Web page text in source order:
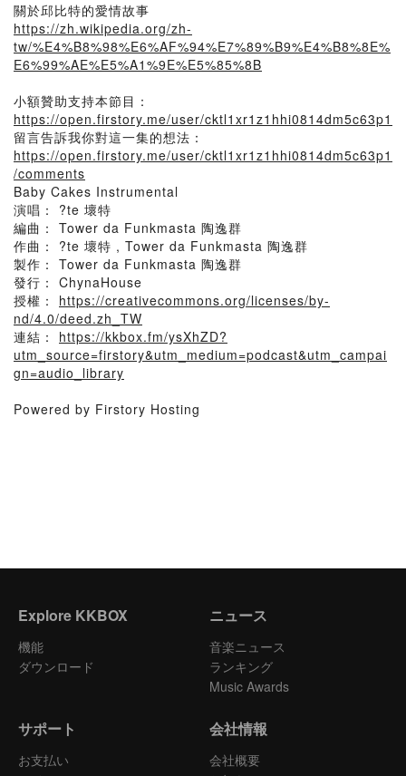
關於邱比特的愛情故事
https://zh.wikipedia.org/zh-
tw/%E4%B8%98%E6%AF%94%E7%89%B9%E4%B8%8E%
E6%99%AE%E5%A1%9E%E5%85%8B
小額贊助支持本節目：
https://open.firstory.me/user/cktl1xr1z1hhi0814dm5c63p1
留言告訴我你對這一集的想法：
https://open.firstory.me/user/cktl1xr1z1hhi0814dm5c63p1
/comments
Baby Cakes Instrumental
演唱： ?te 壞特
編曲： Tower da Funkmasta 陶逸群
作曲： ?te 壞特 , Tower da Funkmasta 陶逸群
製作： Tower da Funkmasta 陶逸群
發行： ChynaHouse
授權： https://creativecommons.org/licenses/by-
nd/4.0/deed.zh_TW
連結： https://kkbox.fm/ysXhZD?
utm_source=firstory&utm_medium=podcast&utm_campai
gn=audio_library
Powered by Firstory Hosting
Explore KKBOX
機能
ダウンロード
ニュース
音楽ニュース
ランキング
Music Awards
サポート
お支払い
会社情報
会社概要